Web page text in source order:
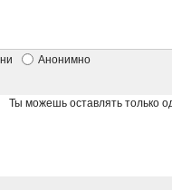
Анонимно
Ты можешь оставлять только